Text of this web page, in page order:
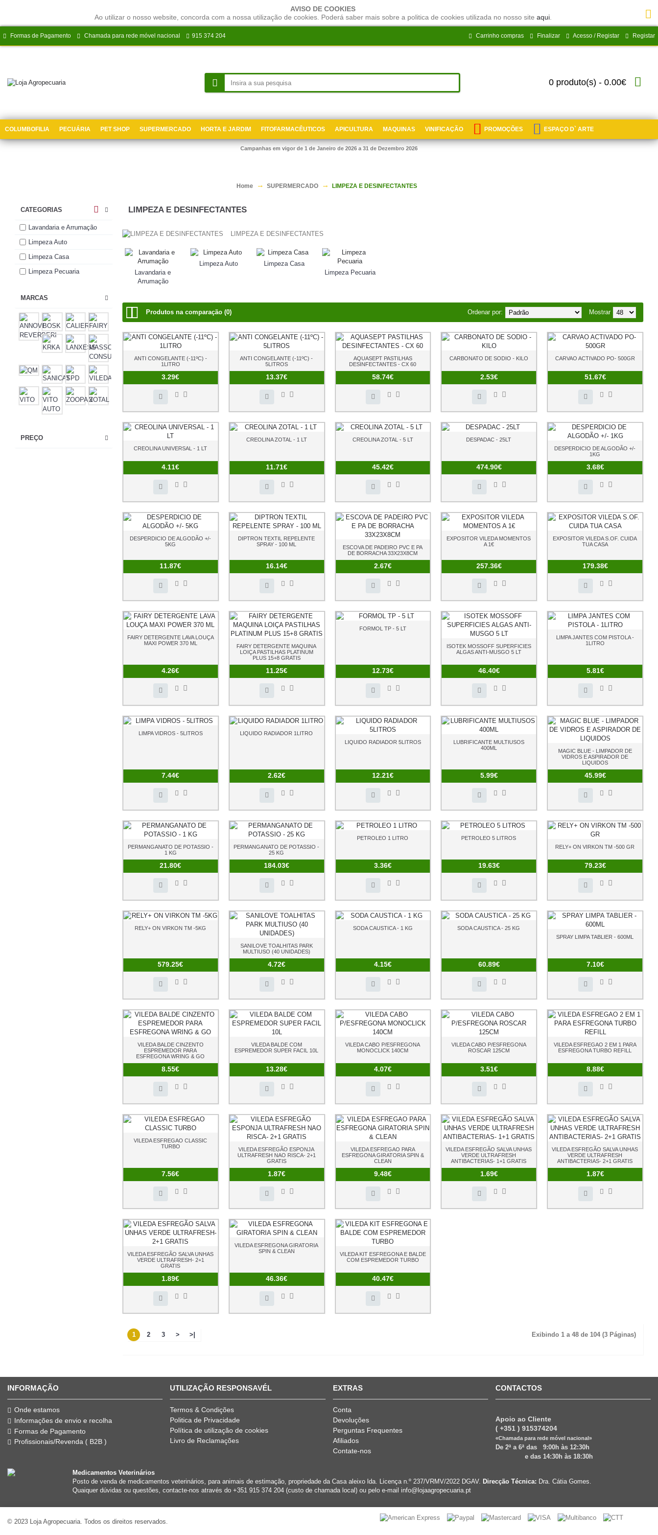
AVISO DE COOKIES
Ao utilizar o nosso website, concorda com a nossa utilização de cookies. Poderá saber mais sobre a politica de cookies utilizada no nosso site aqui.
Formas de Pagamento Chamada para rede móvel nacional 915 374 204 Carrinho compras Finalizar Acesso / Registar Registar
0 produto(s) - 0.00€
COLUMBOFILIA PECUÁRIA PET SHOP SUPERMERCADO HORTA E JARDIM FITOFARMACÊUTICOS APICULTURA MAQUINAS VINIFICAÇÃO PROMOÇÕES ESPAÇO D` ARTE
Campanhas em vigor de 1 de Janeiro de 2026 a 31 de Dezembro 2026
Home SUPERMERCADO LIMPEZA E DESINFECTANTES
CATEGORIAS
Lavandaria e Arrumação
Limpeza Auto
Limpeza Casa
Limpeza Pecuaria
MARCAS
PREÇO
LIMPEZA E DESINFECTANTES
LIMPEZA E DESINFECTANTES
Lavandaria e
Arrumação
Limpeza Auto
Limpeza Casa
Limpeza Pecuaria
Produtos na comparação (0) Mostrar
Ordenar por:
ANTI CONGELANTE (-11ºC) -
1LITRO
3.29€
ANTI CONGELANTE (-11ºC) -
5LITROS
13.37€
AQUASEPT PASTILHAS
DESINFECTANTES - CX 60
58.74€
CARBONATO DE SODIO - KILO
2.53€
CARVAO ACTIVADO PO- 500GR
51.67€
CREOLINA UNIVERSAL - 1 LT
4.11€
CREOLINA ZOTAL - 1 LT
11.71€
CREOLINA ZOTAL - 5 LT
45.42€
DESPADAC - 25LT
474.90€
DESPERDICIO DE ALGODÃO +/-
1KG
3.68€
DESPERDICIO DE ALGODÃO +/-
5KG
11.87€
DIPTRON TEXTIL REPELENTE
SPRAY - 100 ML
16.14€
ESCOVA DE PADEIRO PVC E PA
DE BORRACHA 33X23X8CM
2.67€
EXPOSITOR VILEDA MOMENTOS
A 1€
257.36€
EXPOSITOR VILEDA S.OF. CUIDA
TUA CASA
179.38€
FAIRY DETERGENTE LAVA LOUÇA
MAXI POWER 370 ML
4.26€
FAIRY DETERGENTE MAQUINA
LOIÇA PASTILHAS PLATINUM
PLUS 15+8 GRATIS
11.25€
FORMOL TP - 5 LT
12.73€
ISOTEK MOSSOFF SUPERFICIES
ALGAS ANTI-MUSGO 5 LT
46.40€
LIMPA JANTES COM PISTOLA -
1LITRO
5.81€
LIMPA VIDROS - 5LITROS
7.44€
LIQUIDO RADIADOR 1LITRO
2.62€
LIQUIDO RADIADOR 5LITROS
12.21€
LUBRIFICANTE MULTIUSOS
400ML
5.99€
MAGIC BLUE - LIMPADOR DE
VIDROS E ASPIRADOR DE
LIQUIDOS
45.99€
PERMANGANATO DE POTASSIO -
1 KG
21.80€
PERMANGANATO DE POTASSIO -
25 KG
184.03€
PETROLEO 1 LITRO
3.36€
PETROLEO 5 LITROS
19.63€
RELY+ ON VIRKON TM -500 GR
79.23€
RELY+ ON VIRKON TM -5KG
579.25€
SANILOVE TOALHITAS PARK
MULTIUSO (40 UNIDADES)
4.72€
SODA CAUSTICA - 1 KG
4.15€
SODA CAUSTICA - 25 KG
60.89€
SPRAY LIMPA TABLIER - 600ML
7.10€
VILEDA BALDE CINZENTO
ESPREMEDOR PARA
ESFREGONA WRING & GO
8.55€
VILEDA BALDE COM
ESPREMEDOR SUPER FACIL 10L
13.28€
VILEDA CABO P/ESFREGONA
MONOCLICK 140CM
4.07€
VILEDA CABO P/ESFREGONA
ROSCAR 125CM
3.51€
VILEDA ESFREGAO 2 EM 1 PARA
ESFREGONA TURBO REFILL
8.88€
VILEDA ESFREGAO CLASSIC
TURBO
7.56€
VILEDA ESFREGÃO ESPONJA
ULTRAFRESH NAO RISCA- 2+1
GRATIS
1.87€
VILEDA ESFREGAO PARA
ESFREGONA GIRATORIA SPIN &
CLEAN
9.48€
VILEDA ESFREGÃO SALVA UNHAS
VERDE ULTRAFRESH
ANTIBACTERIAS- 1+1 GRATIS
1.69€
VILEDA ESFREGÃO SALVA UNHAS
VERDE ULTRAFRESH
ANTIBACTERIAS- 2+1 GRATIS
1.87€
VILEDA ESFREGÃO SALVA UNHAS
VERDE ULTRAFRESH- 2+1
GRATIS
1.89€
VILEDA ESFREGONA GIRATORIA
SPIN & CLEAN
46.36€
VILEDA KIT ESFREGONA E BALDE
COM ESPREMEDOR TURBO
40.47€
1 2 3 > >| Exibindo 1 a 48 de 104 (3 Páginas)
INFORMAÇÃO
Onde estamos
Informações de envio e recolha
Formas de Pagamento
Profissionais/Revenda ( B2B )
UTILIZAÇÃO RESPONSAVÉL
Termos & Condições
Politica de Privacidade
Política de utilização de cookies
Livro de Reclamações
EXTRAS
Conta
Devoluções
Perguntas Frequentes
Afiliados
Contate-nos
CONTACTOS
Apoio ao Cliente
( +351 ) 915374204
«Chamada para rede móvel nacional»
De 2ª a 6ª das 9:00h às 12:30h
e das 14:30h às 18:30h
Medicamentos Veterinários
Posto de venda de medicamentos veterinários, para animais de estimação, propriedade da Casa aleixo lda. Licença n.º 237/VRMV/2022 DGAV. Direcção Técnica: Dra. Cátia Gomes.
Quaiquer dúvidas ou questões, contacte-nos através do +351 915 374 204 (custo de chamada local) ou pelo e-mail info@lojaagropecuaria.pt
© 2023 Loja Agropecuaria. Todos os direitos reservados.